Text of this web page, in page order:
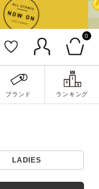
0
ブランド ランキング
LADIES